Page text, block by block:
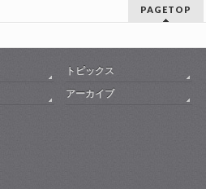
PAGETOP
トピックス
アーカイブ